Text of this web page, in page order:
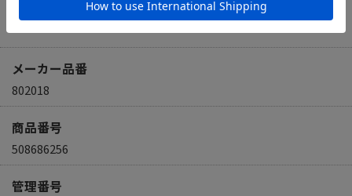
もっと見る
メーカー品番
802018
商品番号
508686256
管理番号